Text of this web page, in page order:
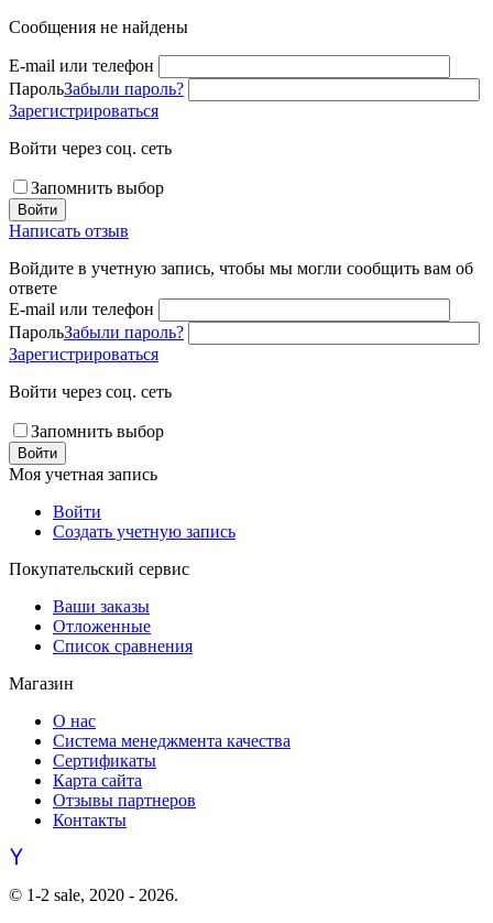
Сообщения не найдены
E-mail или телефон
ПарольЗабыли пароль?
Зарегистрироваться
Войти через соц. сеть
Запомнить выбор
Войти
Написать отзыв
Войдите в учетную запись, чтобы мы могли сообщить вам об
ответе
E-mail или телефон
ПарольЗабыли пароль?
Зарегистрироваться
Войти через соц. сеть
Запомнить выбор
Войти
Моя учетная запись
Войти
Создать учетную запись
Покупательский сервис
Ваши заказы
Отложенные
Список сравнения
Магазин
О нас
Система менеджмента качества
Сертификаты
Карта сайта
Отзывы партнеров
Контакты
© 1-2 sale, 2020 - 2026.